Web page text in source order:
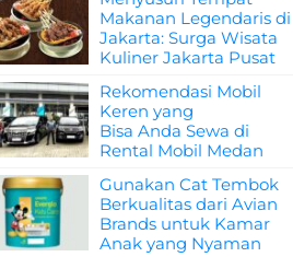
Makanan Legendaris di
Jakarta: Surga Wisata
Kuliner Jakarta Pusat
Rekomendasi Mobil
Keren yang
Bisa Anda Sewa di
Rental Mobil Medan
Gunakan Cat Tembok
Berkualitas dari Avian
Brands untuk Kamar
Anak yang Nyaman